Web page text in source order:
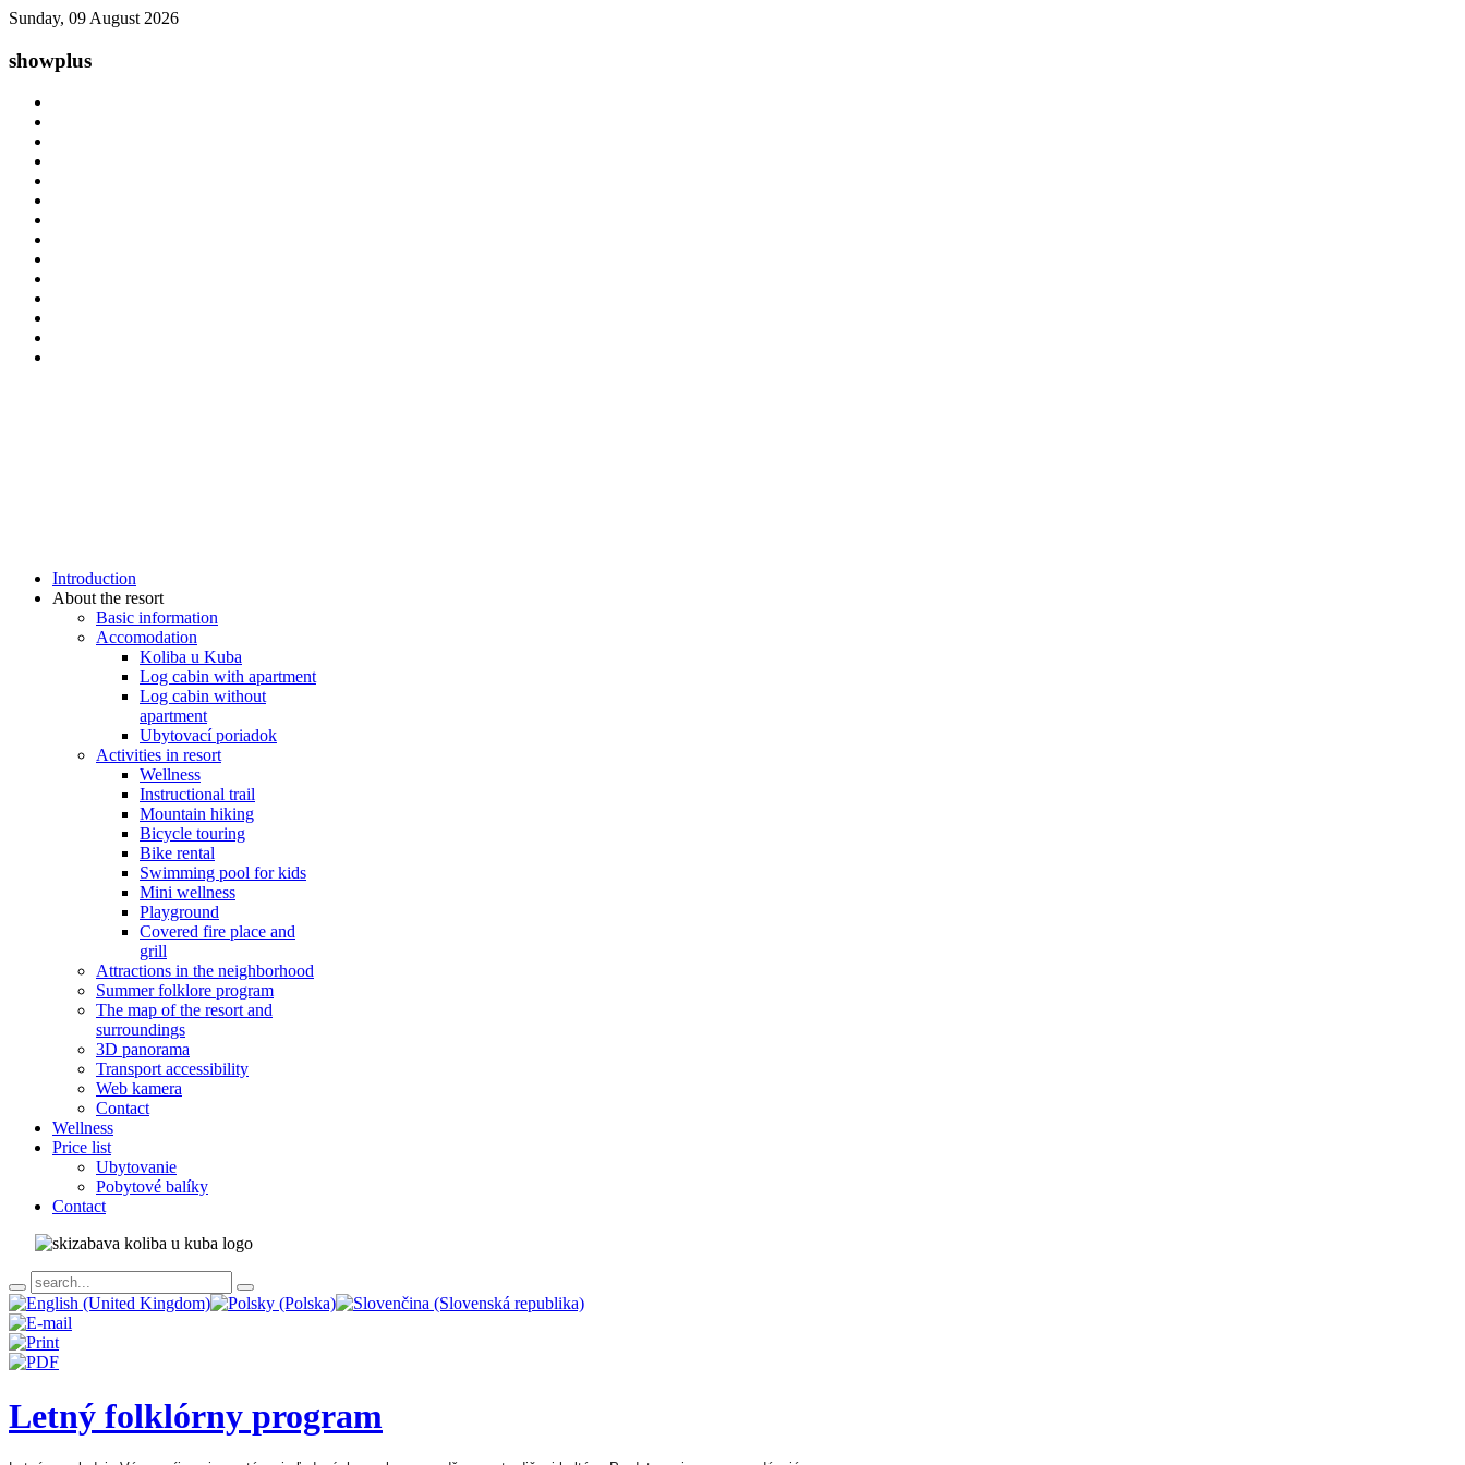
Sunday, 09 August 2026
showplus
Introduction
About the resort
Basic information
Accomodation
Koliba u Kuba
Log cabin with apartment
Log cabin without
apartment
Ubytovací poriadok
Activities in resort
Wellness
Instructional trail
Mountain hiking
Bicycle touring
Bike rental
Swimming pool for kids
Mini wellness
Playground
Covered fire place and
grill
Attractions in the neighborhood
Summer folklore program
The map of the resort and
surroundings
3D panorama
Transport accessibility
Web kamera
Contact
Wellness
Price list
Ubytovanie
Pobytové balíky
Contact
Letný folklórny program